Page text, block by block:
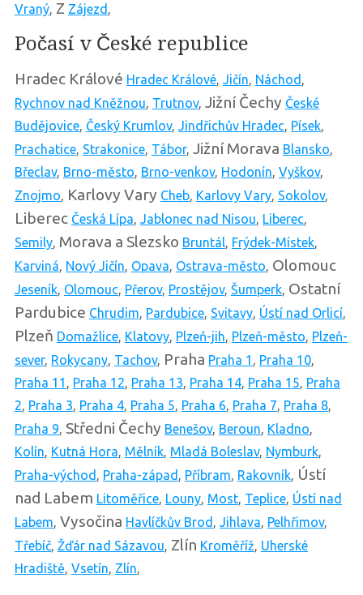
Vraný, Z Zájezd ,
Počasí v České republice
Hradec Králové Hradec Králové, Jičín, Náchod ,
Rychnov nad Kněžnou, Trutnov, Jižní Čechy České
Budějovice, Český Krumlov, Jindřichův Hradec, Písek,
Prachatice, Strakonice, Tábor, Jižní Morava Blansko,
Břeclav, Brno-město, Brno-venkov, Hodonín, Vyškov,
Znojmo, Karlovy Vary Cheb, Karlovy Vary, Sokolov,
Liberec Česká Lípa, Jablonec nad Nisou, Liberec,
Semily, Morava a Slezsko Bruntál, Frýdek-Místek,
Karviná, Nový Jičín, Opava, Ostrava-město, Olomouc
Jeseník, Olomouc, Přerov, Prostějov, Šumperk, Ostatní
Pardubice Chrudim, Pardubice, Svitavy, Ústí nad Orlicí,
Plzeň Domažlice, Klatovy, Plzeň-jih, Plzeň-město, Plzeň-
sever, Rokycany, Tachov, Praha Praha 1 , Praha 10,
Praha 11 , Praha 12, Praha 13, Praha 14, Praha 15, Praha
2, Praha 3, Praha 4, Praha 5, Praha 6, Praha 7, Praha 8,
Praha 9, Středni Čechy Benešov, Beroun, Kladno,
Kolín, Kutná Hora, Mělník, Mladá Boleslav, Nymburk,
Praha-východ , Praha-západ , Příbram, Rakovník, Ústí
nad Labem Litoměřice, Louny, Most, Teplice, Ústí nad
Labem, Vysočina Havlíčkův Brod , Jihlava, Pelhřimov,
Třebíč, Žďár nad Sázavou, Zlín Kroměříž, Uherské
Hradiště, Vsetín, Zlín,